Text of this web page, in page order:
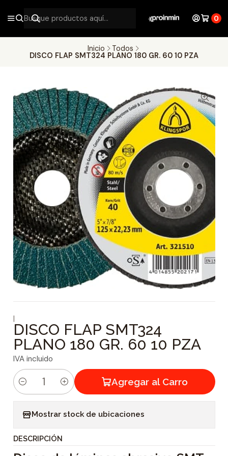
0
Inicio
Todos
DISCO FLAP SMT324 PLANO 180 GR. 60 10 PZA
|
DISCO FLAP SMT324
PLANO 180 GR. 60 10 PZA
IVA incluido
C
i
Agregar al Carro
Mostrar stock de ubicaciones
DESCRIPCIÓN